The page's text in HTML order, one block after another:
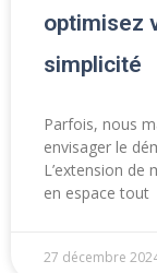
optimisez
simplicité
Parfois, nous
envisager le
L’extension de
en espace tout
27 décembre